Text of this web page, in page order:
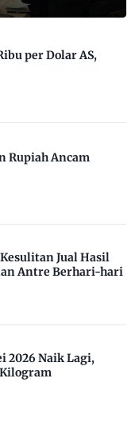
per Dolar AS,
Rupiah Ancam
Jual Hasil
Antre Berhari-hari
2026 Naik Lagi,